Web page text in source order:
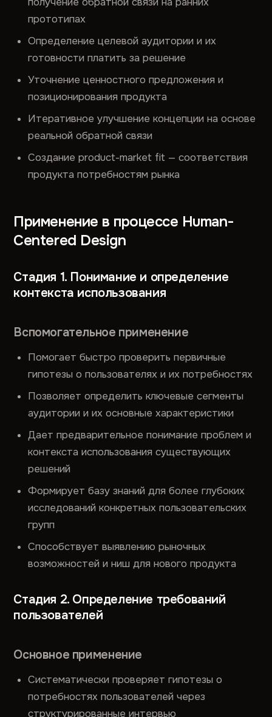
прототипах
Определение целевой аудитории и их
готовности платить за решение
Уточнение ценностного предложения и
позиционирования продукта
Итеративное улучшение концепции на основе
реальной обратной связи
Создание product-market fit — соответствия
продукта потребностям рынка
Применение в процессе Human-
Centered Design
Стадия 1. Понимание и определение
контекста использования
Вспомогательное применение
Помогает быстро проверить первичные
гипотезы о пользователях и их потребностях
Позволяет определить ключевые сегменты
аудитории и их основные характеристики
Дает предварительное понимание проблем и
контекста использования существующих
решений
Формирует базу знаний для более глубоких
исследований конкретных пользовательских
групп
Способствует выявлению рыночных
возможностей и ниш для нового продукта
Стадия 2. Определение требований
пользователей
Основное применение
Систематически проверяет гипотезы о
потребностях пользователей через
структурированные интервью